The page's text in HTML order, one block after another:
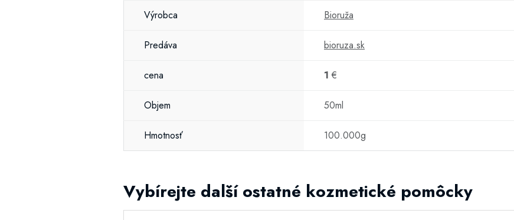
Výrobca Bioruža
Predáva bioruza.sk
cena 1 €
Objem 50ml
Hmotnosť 100.000g
Vybírejte další ostatné kozmetické pomôcky